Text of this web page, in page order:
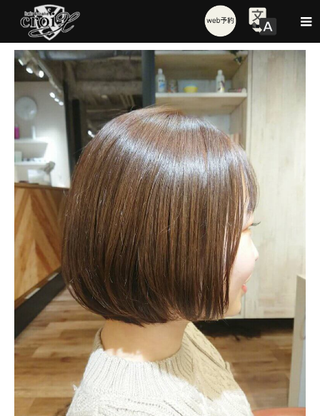
Style 【croix】ミニボブ×肩上ボブ